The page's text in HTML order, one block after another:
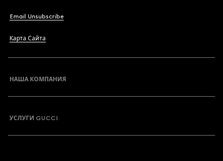
Email Unsubscribe
Карта Сайта
НАША КОМПАНИЯ
УСЛУГИ GUCCI